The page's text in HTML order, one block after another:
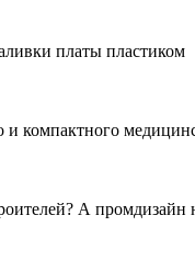
платы пластиком
компактного
А